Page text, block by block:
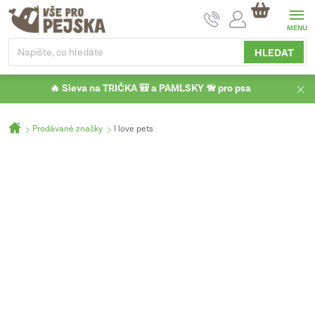
Přejít
obsah
HLEDAT
NÁKUPNÍ
KOŠÍK
🔥 Sleva na TRIČKA 🎒 a PAMLSKY 🦮 pro psa
Domů
Prodávané značky I love pets